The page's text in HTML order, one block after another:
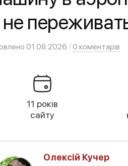
не
01.08.2026 /0 коментарів
11 років
сайту
Олексій Кучер